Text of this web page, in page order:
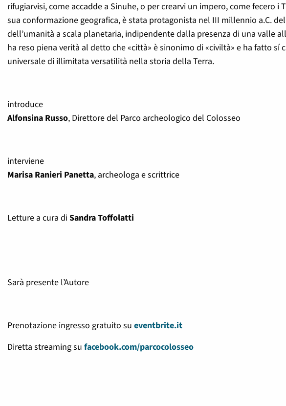
rifugiarvisi, come accadde a Sinuhe, o per crearvi un impero, come fecero i
sua conformazione geografica, è stata protagonista nel III millennio a.C.
dell’umanità a scala planetaria, indipendente dalla presenza di una valle
ha reso piena verità al detto che «città» è sinonimo di «civiltà» e ha fatto sí
universale di illimitata versatilità nella storia della Terra.
introduce
Alfonsina Russo, Direttore del Parco archeologico del Colosseo
interviene
Marisa Ranieri Panetta, archeologa e scrittrice
Letture a cura diSandra Toffolatti
Sarà presente l’Autore
Prenotazione ingresso gratuito sueventbrite.it
Diretta streaming sufacebook.com/parcocolosseo